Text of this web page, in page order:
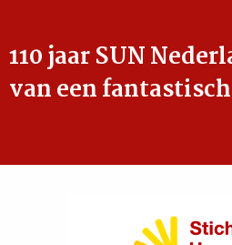
110 jaar SUN
van een